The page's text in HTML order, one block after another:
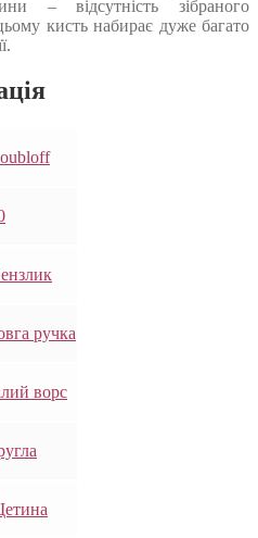
– відсутність зібраного
кисть набирає дуже багато
ручка
ворс